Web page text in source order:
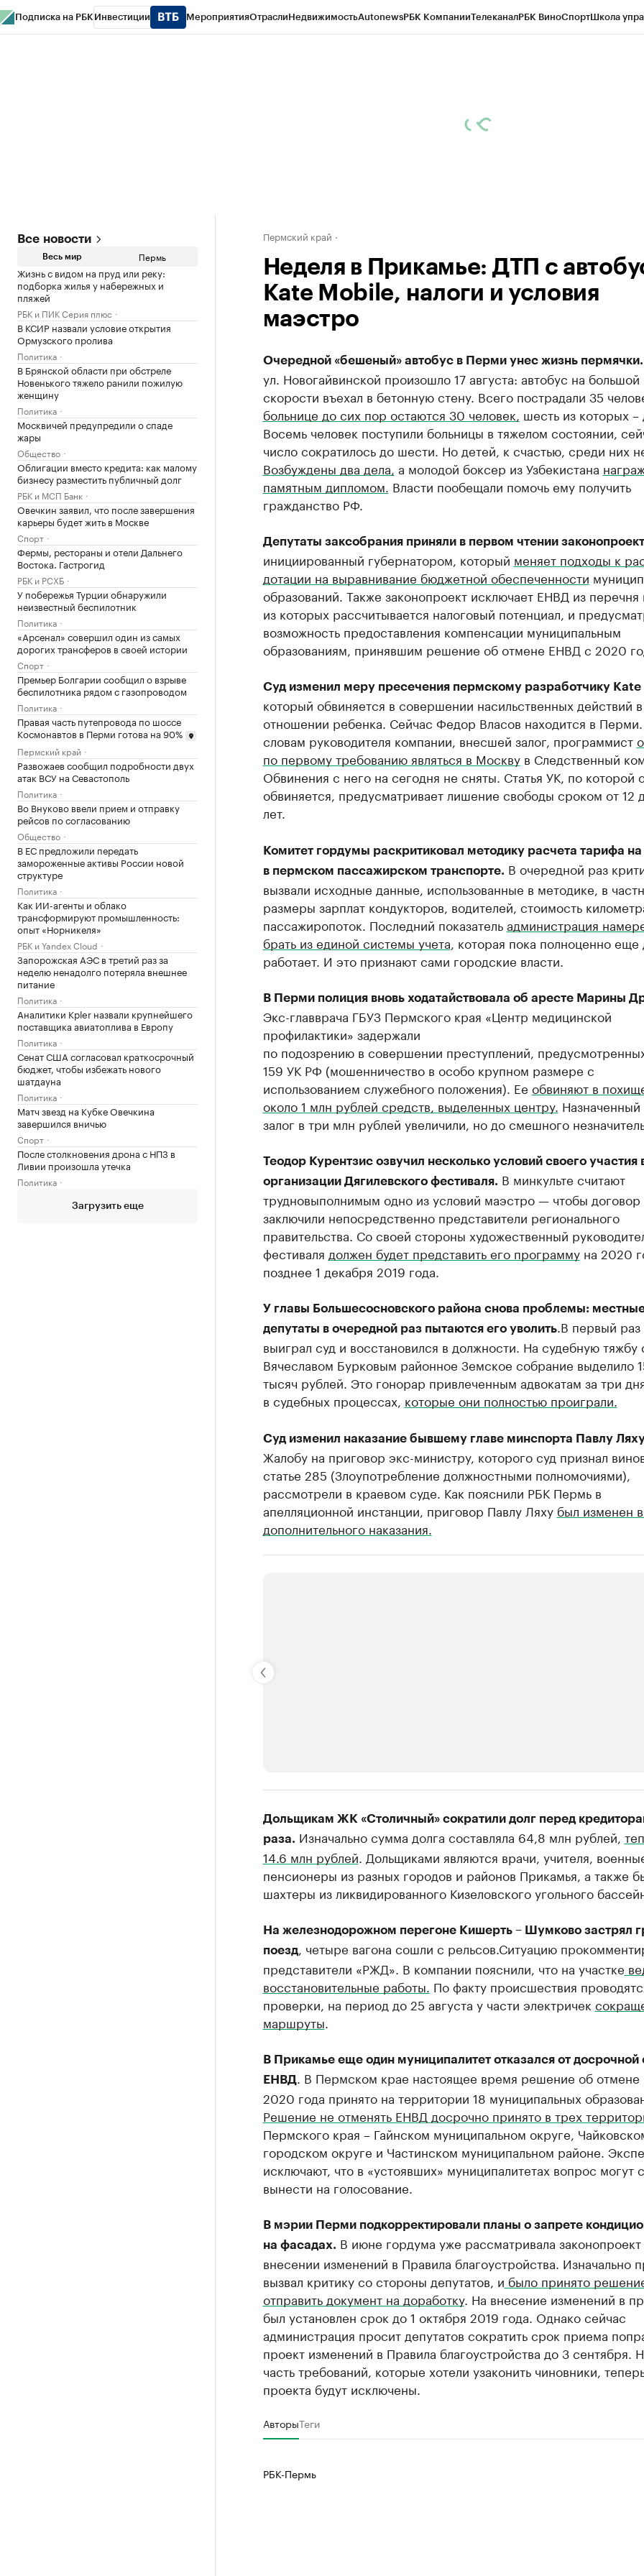
Подписка на РБК Инвестиции МероприятияОтраслиНедвижимостьAutonewsРБК КомпанииТелеканалРБК ВиноСпортШкола
Все новости
Весь мир Пермь
Жизнь с видом на пруд или реку:
подборка жилья у набережных и
пляжей
РБК и ПИК Серия плюс
В КСИР назвали условие открытия
Ормузского пролива
Политика
В Брянской области при обстреле
Новенького тяжело ранили пожилую
женщину
Политика
Москвичей предупредили о спаде
жары
Общество
Облигации вместо кредита: как малому
бизнесу разместить публичный долг
РБК и МСП Банк
Овечкин заявил, что после завершения
карьеры будет жить в Москве
Спорт
Фермы, рестораны и отели Дальнего
Востока. Гастрогид
РБК и РСХБ
У побережья Турции обнаружили
неизвестный беспилотник
Политика
«Арсенал» совершил один из самых
дорогих трансферов в своей истории
Спорт
Премьер Болгарии сообщил о взрыве
беспилотника рядом с газопроводом
Политика
Правая часть путепровода по шоссе
Космонавтов в Перми готова на 90%
Пермский край
Развожаев сообщил подробности двух
атак ВСУ на Севастополь
Политика
Во Внуково ввели прием и отправку
рейсов по согласованию
Общество
В ЕС предложили передать
замороженные активы России новой
структуре
Политика
Как ИИ-агенты и облако
трансформируют промышленность:
опыт «Норникеля»
РБК и Yandex Cloud
Запорожская АЭС в третий раз за
неделю ненадолго потеряла внешнее
питание
Политика
Аналитики Kpler назвали крупнейшего
поставщика авиатоплива в Европу
Политика
Сенат США согласовал краткосрочный
бюджет, чтобы избежать нового
шатдауна
Политика
Матч звезд на Кубке Овечкина
завершился вничью
Спорт
После столкновения дрона с НПЗ в
Ливии произошла утечка
Политика
Загрузить еще
Пермский край
Неделя в Прикамье: ДТП с
Kate Mobile, налоги и условия
маэстро
Очередной «бешеный» автобус в Перми унес жизнь пермячки.
ул. Новогайвинской произошло 17 августа: автобус на большой
скорости въехал в бетонную стену. Всего пострадали 35
больнице до сих пор остаются 30 человек, шесть из которых –
Восемь человек поступили больницы в тяжелом состоянии,
число сократилось до шести. Но детей, к счастью, среди них
Возбуждены два дела, а молодой боксер из Узбекистана
памятным дипломом. Власти пообещали помочь ему получить
гражданство РФ.
Депутаты заксобрания приняли в первом чтении законопроект
инициированный губернатором, который меняет подходы к
дотации на выравнивание бюджетной обеспеченности
образований. Также законопроект исключает ЕНВД из перечня
из которых рассчитывается налоговый потенциал, и
возможность предоставления компенсации муниципальным
образованиям, принявшим решение об отмене ЕНВД с 2020
Суд изменил меру пресечения пермскому разработчику
который обвиняется в совершении насильственных действий в
отношении ребенка. Сейчас Федор Власов находится в
словам руководителя компании, внесшей залог, программист
по первому требованию являться в Москвув Следственный
Обвинения с него на сегодня не сняты. Статья УК, по которой
обвиняется, предусматривает лишение свободы сроком от 12
лет.
Комитет гордумы раскритиковал методику расчета тарифа
в пермском пассажирском транспорте. В очередной раз
вызвали исходные данные, использованные в методике, в
размеры зарплат кондукторов, водителей, стоимость
пассажиропоток. Последний показательадминистрация
брать из единой системы учета , которая пока полноценно
работает. И это признают сами городские власти.
В Перми полиция вновь ходатайствовала об аресте Марины
Экс-главврача ГБУЗ Пермского края «Центр медицинской
профилактики» задержали
по подозрению в совершении преступлений,
159 УК РФ (мошенничество в особо крупном размере с
использованием служебного положения). Ее обвиняют в
около 1 млн рублей средств, выделенных центру.
залог в три млн рублей увеличили, но до смешного
Теодор Курентзис озвучил несколько условий своего участия
организации Дягилевского фестиваля. В минкульте считают
трудновыполнимым одно из условий маэстро — чтобы
заключили непосредственно представители регионального
правительства. Со своей стороны художественный
фестиваля должен будет представить его программуна 2020
позднее 1 декабря 2019 года.
У главы Большесосновского района снова проблемы:
депутаты в очередной раз пытаются его уволить.В первый раз
выиграл суд и восстановился в должности. На судебную тяжбу
Вячеславом Бурковым районное Земское собрание выделило
тысяч рублей. Это гонорар привлеченным адвокатам за три
в судебных процессах, которые они полностью проиграли.
Суд изменил наказание бывшему главе минспорта Павлу
Жалобу на приговор экс-министру, которого суд признал
статье 285 (Злоупотребление должностными полномочиями),
рассмотрели в краевом суде. Как пояснили РБК Пермь в
апелляционной инстанции, приговор Павлу Ляху был изменен
дополнительного наказания.
Крупнейшие производители и продавцы медийной
Ознакомьтесь с информацией в каталоге
Дольщикам ЖК «Столичный» сократили долг перед
раза. Изначально сумма долга составляла 64,8 млн рублей,
14.6 млн рублей . Дольщиками являются врачи, учителя,
пенсионеры из разных городов и районов Прикамья, а также
шахтеры из ликвидированного Кизеловского угольного
На железнодорожном перегоне Кишерть – Шумково застрял
поезд
, четыре вагона сошли с рельсов.Ситуацию
представители «РЖД». В компании пояснили, что на участке
восстановительные работы. По факту происшествия
проверки, на период до 25 августа у части электричек
маршруты
В Прикамье еще один муниципалитет отказался от досрочной
ЕНВД
. В Пермском крае настоящее время решение об
2020 года принято на территории 18 муниципальных
Решение не отменять ЕНВД досрочно принято в трех
Пермского края – Гайнском муниципальном округе,
городском округе и Частинском муниципальном районе.
исключают, что в «устоявших» муниципалитетах вопрос могут
вынести на голосование.
В мэрии Перми подкорректировали планы о запрете
на фасадах. В июне гордума уже рассматривала
внесении изменений в Правила благоустройства. Изначально
вызвал критику со стороны депутатов, и было принято
отправить документ на доработку. На внесение изменений в
был установлен срок до 1 октября 2019 года. Однако сейчас
администрация просит депутатов сократить срок приема
проект изменений в Правила благоустройства до 3 сентября.
часть требований, которые хотели узаконить чиновники,
проекта будут исключены.
АвторыТеги
РБК-Пермь